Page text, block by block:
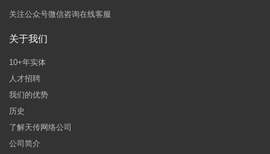
关注公众号微信咨询在线客服
关于我们
10+年实体
人才招聘
我们的优势
历史
了解天传网络公司
公司简介